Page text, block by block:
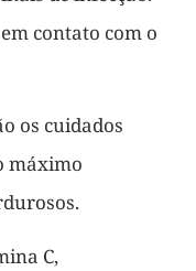
contato com o
os cuidados
máximo
C,